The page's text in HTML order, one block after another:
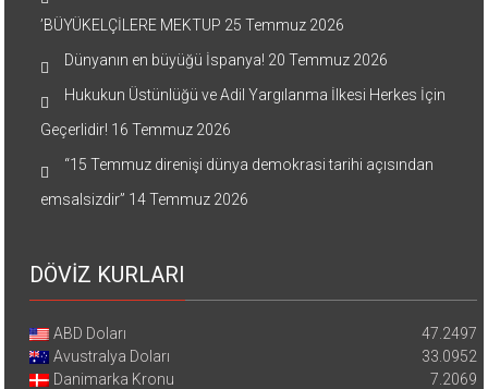
’BÜYÜKELÇİLERE MEKTUP 25 Temmuz 2026
Dünyanın en büyüğü İspanya! 20 Temmuz 2026
Hukukun Üstünlüğü ve Adil Yargılanma İlkesi Herkes İçin
Geçerlidir! 16 Temmuz 2026
“15 Temmuz direnişi dünya demokrasi tarihi açısından
emsalsizdir” 14 Temmuz 2026
DÖVİZ KURLARI
ABD Doları
47.2497
Avustralya Doları
33.0952
Danimarka Kronu
7.2069